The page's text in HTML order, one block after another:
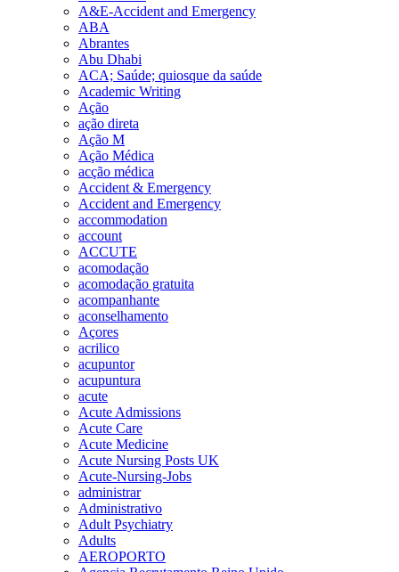
A&E-Accident and Emergency
ABA
Abrantes
Abu Dhabi
ACA; Saúde; quiosque da saúde
Academic Writing
Ação
ação direta
Ação M
Ação Médica
acção médica
Accident & Emergency
Accident and Emergency
accommodation
account
ACCUTE
acomodação
acomodação gratuita
acompanhante
aconselhamento
Açores
acrilico
acupuntor
acupuntura
acute
Acute Admissions
Acute Care
Acute Medicine
Acute Nursing Posts UK
Acute-Nursing-Jobs
administrar
Administrativo
Adult Psychiatry
Adults
AEROPORTO